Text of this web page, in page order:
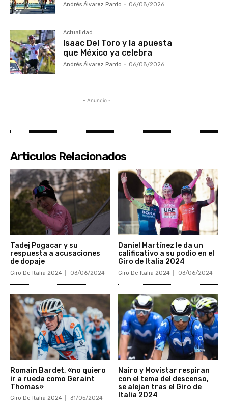
Andrés Álvarez Pardo - 06/08/2026
Actualidad
Isaac Del Toro y la apuesta
que México ya celebra
Andrés Álvarez Pardo - 06/08/2026
- Anuncio -
Articulos Relacionados
Tadej Pogacar y su
respuesta a acusaciones
de dopaje
Giro De Italia 2024 03/06/2024
Daniel Martínez le da un
calificativo a su podio en el
Giro de Italia 2024
Giro De Italia 2024 03/06/2024
Romain Bardet, «no quiero
ir a rueda como Geraint
Thomas»
Giro De Italia 2024 31/05/2024
Nairo y Movistar respiran
con el tema del descenso,
se alejan tras el Giro de
Italia 2024